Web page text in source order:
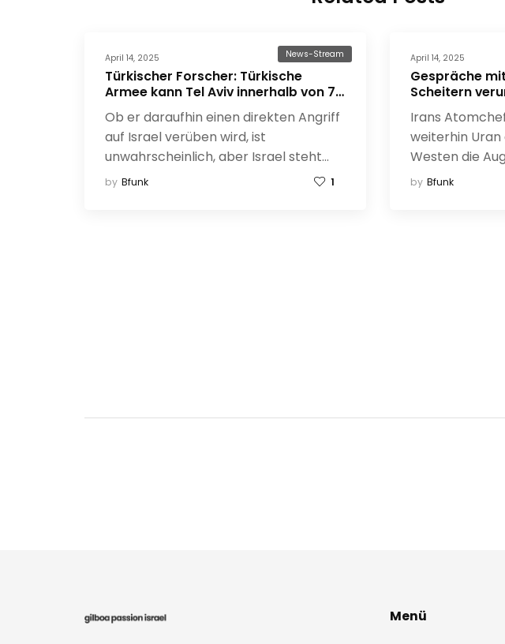
April 14, 2025 News-Stream
Türkischer Forscher: Türkische
Armee kann Tel Aviv innerhalb von 72
Ob er daraufhin einen direkten Angriff
auf Israel verüben wird, ist
unwahrscheinlich, aber Israel steht…
by Bfunk 1
April 14, 2025
Gespräche
Scheitern
Irans
weiterhin
Westen die
by Bfunk
Menü